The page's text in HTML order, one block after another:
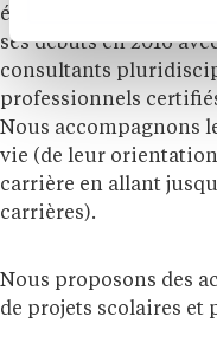
évolution
ses débuts en 2016
consultants
professionnels
Nous accompagnons
vie (de leur
carrière en allant
carrières).
Nous proposons des
de projets scolaires et